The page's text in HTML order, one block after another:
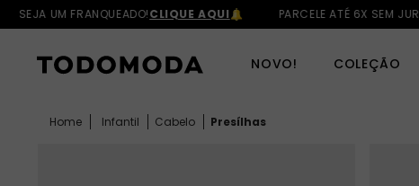
SEJA UM FRANQUEADO!CLIQUE AQUI PARCELE ATÉ 6X SEM JUROS
NOVO! COLEÇÃO
Infantil Cabelo Presílhas